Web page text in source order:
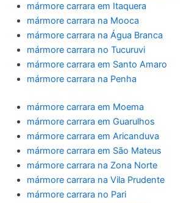
mármore carrara em Itaquera
mármore carrara na Mooca
mármore carrara na Água Branca
mármore carrara no Tucuruvi
mármore carrara em Santo Amaro
mármore carrara na Penha
mármore carrara em Moema
mármore carrara em Guarulhos
mármore carrara em Aricanduva
mármore carrara em São Mateus
mármore carrara na Zona Norte
mármore carrara na Vila Prudente
mármore carrara no Pari